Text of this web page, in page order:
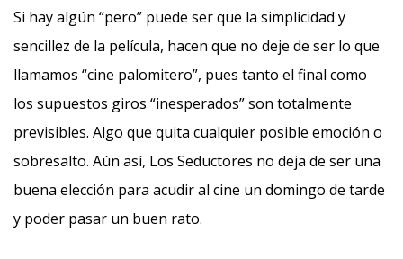
Si hay algún “pero” puede ser que la simplicidad y
sencillez de la película, hacen que no deje de ser lo que
llamamos “cine palomitero”, pues tanto el final como
los supuestos giros “inesperados” son totalmente
previsibles. Algo que quita cualquier posible emoción o
sobresalto. Aún así, Los Seductores no deja de ser una
buena elección para acudir al cine un domingo de tarde
y poder pasar un buen rato.